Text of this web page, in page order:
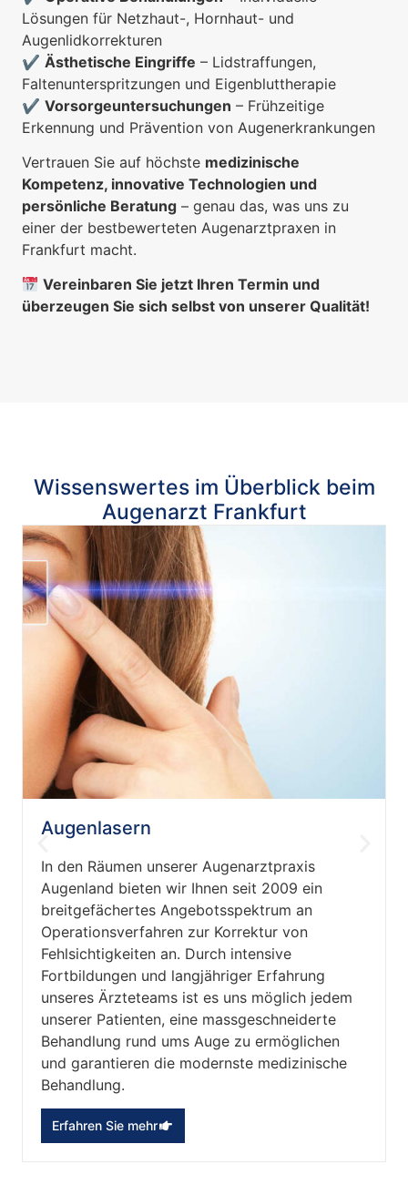
Lösungen für Netzhaut-, Hornhaut- und
Augenlidkorrekturen
✔ Ästhetische Eingriffe – Lidstraffungen,
Faltenunterspritzungen und Eigenbluttherapie
✔ Vorsorgeuntersuchungen – Frühzeitige
Erkennung und Prävention von Augenerkrankungen
Vertrauen Sie auf höchste medizinische
Kompetenz, innovative Technologien und
persönliche Beratung – genau das, was uns zu
einer der bestbewerteten Augenarztpraxen in
Frankfurt macht.
Vereinbaren Sie jetzt Ihren Termin und
überzeugen Sie sich selbst von unserer Qualität!
Wissenswertes im Überblick beim
Augenarzt Frankfurt
Augenlasern
In den Räumen unserer Augenarztpraxis
Augenland bieten wir Ihnen seit 2009 ein
breitgefächertes Angebotsspektrum an
Operationsverfahren zur Korrektur von
Fehlsichtigkeiten an. Durch intensive
Fortbildungen und langjähriger Erfahrung
unseres Ärzteteams ist es uns möglich jedem
unserer Patienten, eine massgeschneiderte
Behandlung rund ums Auge zu ermöglichen
und garantieren die modernste medizinische
Behandlung.
Erfahren Sie mehr